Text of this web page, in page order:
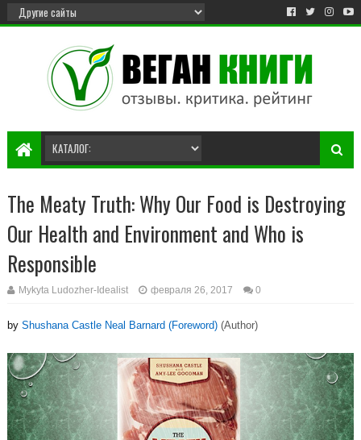
The Meaty Truth: Why Our Food is Destroying
Our Health and Environment and Who is
Responsible
Mykyta Ludozher-Idealist февраля 26, 2017 0
by Shushana Castle Neal Barnard (Foreword) (Author)